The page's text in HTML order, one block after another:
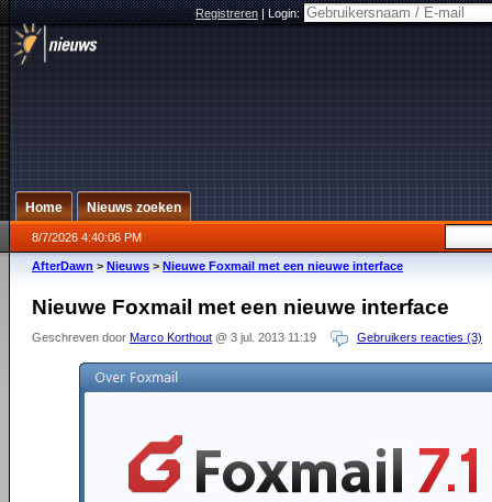
Registreren|Login:
Home Nieuws zoeken
8/7/2026 4:40:06 PM
AfterDawn > Nieuws > Nieuwe Foxmail met een nieuwe interface
Nieuwe Foxmail met een nieuwe interface
Geschreven door Marco Korthout @ 3 jul. 2013 11:19 Gebruikers reacties (3)